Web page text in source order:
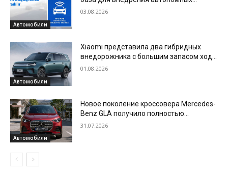
Автомобили
наземных транспортных средств
03.08.2026
Автомобили
Xiaomi представила два гибридных
внедорожника с большим запасом хода
— SkyNomad N70 Max и N90 Max
01.08.2026
Автомобили
Новое поколение кроссовера Mercedes-
Benz GLA получило полностью
электрическую версию
31.07.2026